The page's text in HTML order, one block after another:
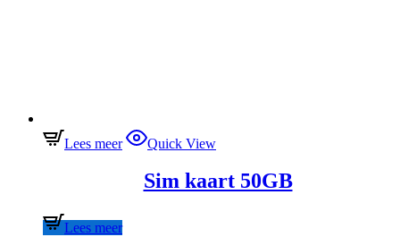
Lees meer Quick View
Sim kaart 50GB
Lees meer